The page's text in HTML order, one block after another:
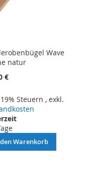
Wave
natur
€
Steuern ,exkl.
Warenkorb